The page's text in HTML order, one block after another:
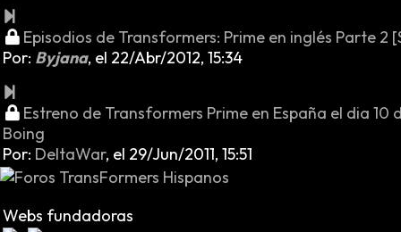
Episodios de Transformers: Prime en inglés Parte 2
Por: Byjana, el 22/Abr/2012, 15:34
Estreno de Transformers Prime en España el dia 10
Boing
Por: DeltaWar, el 29/Jun/2011, 15:51
Webs fundadoras